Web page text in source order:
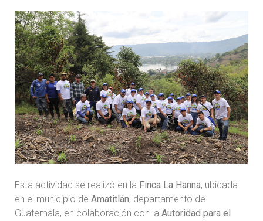
Esta actividad se realizó en la Finca La Hanna, ubicada
en el municipio de Amatitlán, departamento de
Guatemala, en colaboración con la Autoridad para el